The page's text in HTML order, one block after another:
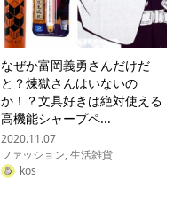
なぜか富岡義勇さんだけだ
と？煉獄さんはいないの
か！？文具好きは絶対使える
高機能シャープペ...
2020.11.07
ファッション,生活雑貨
kos